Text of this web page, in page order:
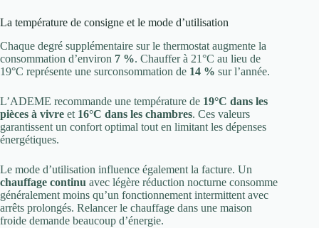
La température de consigne et le mode d’utilisation
Chaque degré supplémentaire sur le thermostat augmente la
consommation d’environ 7 %. Chauffer à 21°C au lieu de
19°C représente une surconsommation de 14 % sur l’année.
L’ADEME recommande une température de 19°C dans les
pièces à vivre et 16°C dans les chambres. Ces valeurs
garantissent un confort optimal tout en limitant les dépenses
énergétiques.
Le mode d’utilisation influence également la facture. Un
chauffage continu avec légère réduction nocturne consomme
généralement moins qu’un fonctionnement intermittent avec
arrêts prolongés. Relancer le chauffage dans une maison
froide demande beaucoup d’énergie.